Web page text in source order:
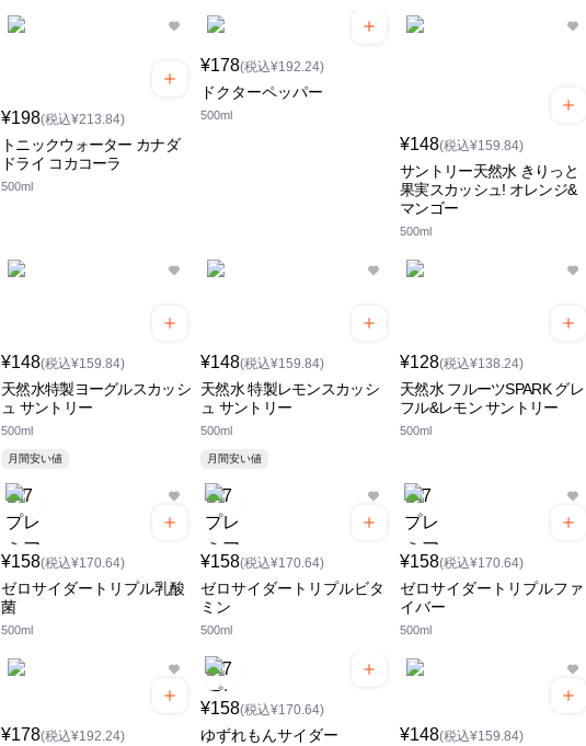
¥198(税込¥213.84)
トニックウォーター カナダ
ドライ コカコーラ
500ml
¥178(税込¥192.24)
ドクターペッパー
500ml
¥148(税込¥159.84)
サントリー天然水 きりっと
果実スカッシュ! オレンジ&
マンゴー
500ml
¥148(税込¥159.84)
天然水特製ヨーグルスカッシ
ュ サントリー
500ml
月間安い値
¥148(税込¥159.84)
天然水 特製レモンスカッシ
ュ サントリー
500ml
月間安い値
¥128(税込¥138.24)
天然水 フルーツSPARK グレ
フル&レモン サントリー
500ml
¥158(税込¥170.64)
ゼロサイダートリプル乳酸
菌
500ml
¥158(税込¥170.64)
ゼロサイダートリプルビタ
ミン
500ml
¥158(税込¥170.64)
ゼロサイダートリプルファ
イバー
500ml
¥178(税込¥192.24)
¥158(税込¥170.64)
ゆずれもんサイダー ¥148(税込¥159.84)